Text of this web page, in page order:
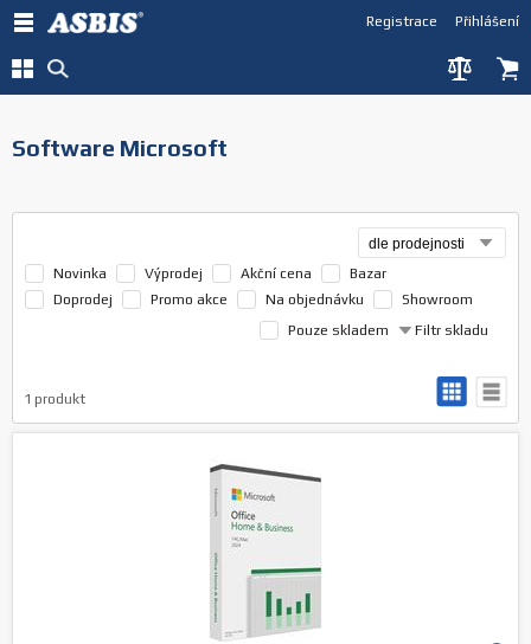
Přihlášení
Registrace
Software Microsoft
Novinka Výprodej Akční cena
Bazar
Doprodej
Promo akce Na objednávku
Showroom
Filtr skladu
Pouze skladem
1 produkt